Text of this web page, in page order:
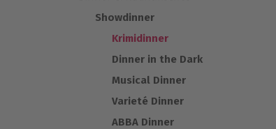
Showdinner
Krimidinner
Dinner in the Dark
Musical Dinner
Varieté Dinner
ABBA Dinner